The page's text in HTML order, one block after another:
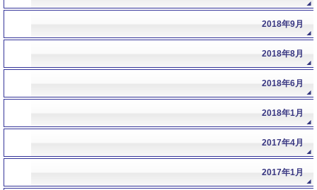
2018年9月
2018年8月
2018年6月
2018年1月
2017年4月
2017年1月